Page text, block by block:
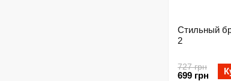
Стильный
2
727 грн
699 грн